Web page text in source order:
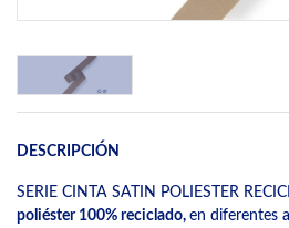
DESCRIPCIÓN
SERIE CINTA SATIN POLIESTER
poliéster 100% reciclado, en diferentes